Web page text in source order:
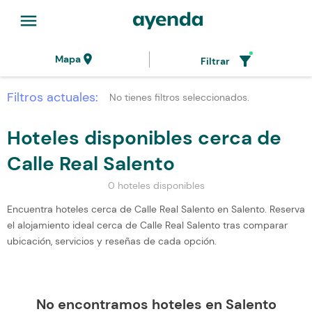
menu
Mapalocation_on Filtrar filter_alt
Filtros actuales: No tienes filtros seleccionados.
Hoteles disponibles cerca de
Calle Real Salento
0 hoteles disponibles
Encuentra hoteles cerca de Calle Real Salento en Salento. Reserva
el alojamiento ideal cerca de Calle Real Salento tras comparar
ubicación, servicios y reseñas de cada opción.
No encontramos hoteles en Salento